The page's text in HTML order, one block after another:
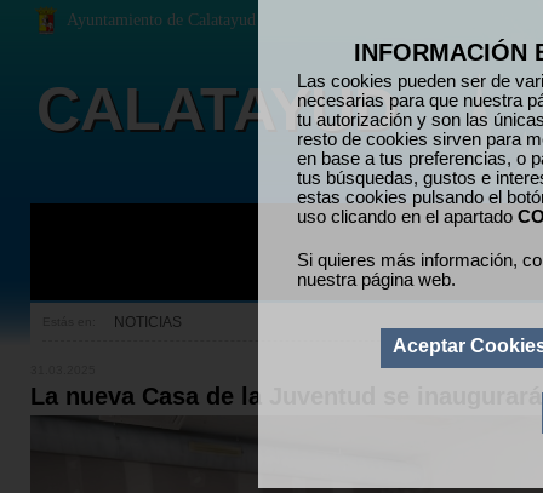
INFORMACIÓN
Las cookies pueden ser de
necesarias para que nuestra
tu autorización y son las
resto de cookies sirven para
en base a tus preferencias, o
tus búsquedas, gustos e
estas cookies pulsando el
uso clicando en el apartado
Si quieres más información,
nuestra página web.
Aceptar
La nueva Casa de la Juventud se
NOTICIAS
Ayuntamiento de Calatayud
CALATAYUD